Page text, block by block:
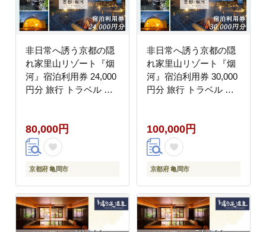
非日常へ誘う京都の隠
れ家里山リゾート『烟
河』宿泊利用券 24,000
円分 旅行 トラベル 旅
呂 キャンプ グランピン
グ
80,000円
京都府 亀岡市
非日常へ誘う京都の隠
れ家里山リゾート『烟
河』宿泊利用券 30,000
円分 旅行 トラベル 旅
呂 キャンプ グランピン
グ
100,000円
京都府 亀岡市